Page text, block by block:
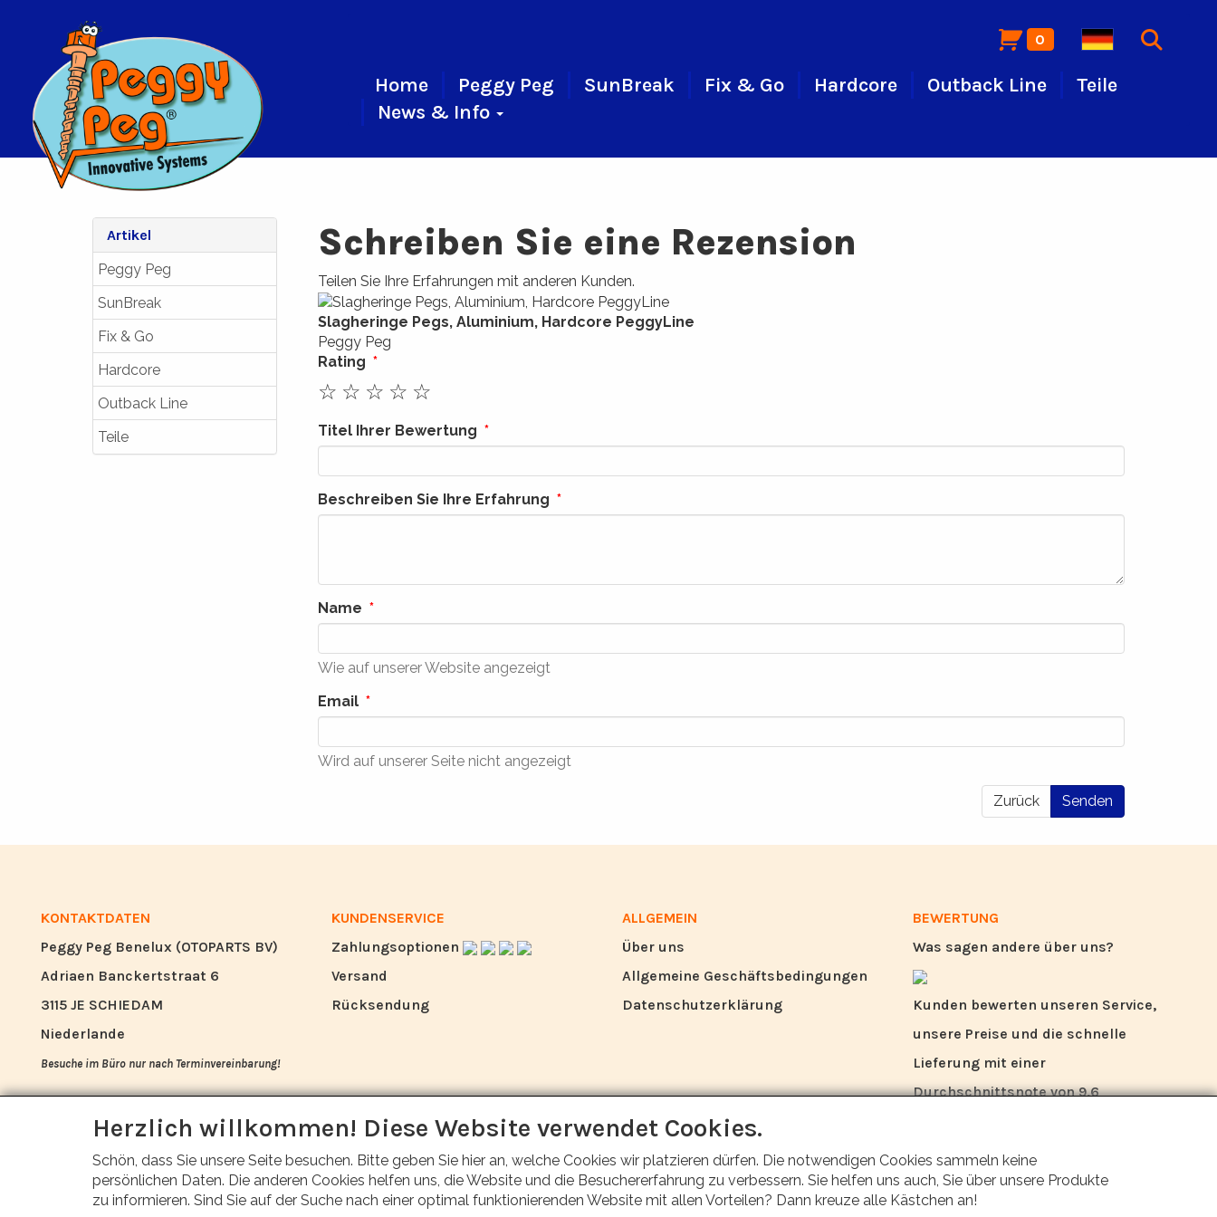
0
Home Peggy Peg SunBreak Fix & Go Hardcore Outback Line
Teile
News & Info
Artikel
Peggy Peg
SunBreak
Fix & Go
Hardcore
Outback Line
Teile
Schreiben Sie eine Rezension
Teilen Sie Ihre Erfahrungen mit anderen Kunden.
Slagheringe Pegs, Aluminium, Hardcore PeggyLine
Peggy Peg
Rating
☆
☆
☆
☆
☆
Titel Ihrer Bewertung
Beschreiben Sie Ihre Erfahrung
Name
Wie auf unserer Website angezeigt
Email
Wird auf unserer Seite nicht angezeigt
Zurück Senden
KONTAKTDATEN
Peggy Peg Benelux (OTOPARTS BV)
Adriaen Banckertstraat 6
3115 JE SCHIEDAM
Niederlande
Besuche im Büro nur nach Terminvereinbarung!
info@otoparts.nl
+31 6 - 53678884
KUNDENSERVICE
Zahlungsoptionen
Versand
Rücksendung
ALLGEMEIN
Über uns
Allgemeine Geschäftsbedingungen
Datenschutzerklärung
BEWERTUNG
Was sagen andere über uns?
Kunden bewerten unseren Service,
unsere Preise und die schnelle
Lieferung mit einer
Durchschnittsnote von 9,6
Herzlich willkommen! Diese Website verwendet Cookies.
Schön, dass Sie unsere Seite besuchen. Bitte geben Sie hier an, welche Cookies wir platzieren dürfen. Die notwendigen Cookies sammeln keine
persönlichen Daten. Die anderen Cookies helfen uns, die Website und die Besuchererfahrung zu verbessern. Sie helfen uns auch, Sie über unsere Produkte
zu informieren. Sind Sie auf der Suche nach einer optimal funktionierenden Website mit allen Vorteilen? Dann kreuze alle Kästchen an!